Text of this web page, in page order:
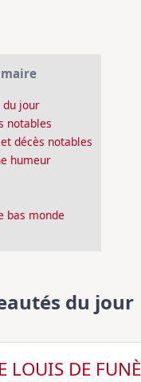
du jour
notables
décès notables
humeur
bas monde
du jour
LOUIS DE